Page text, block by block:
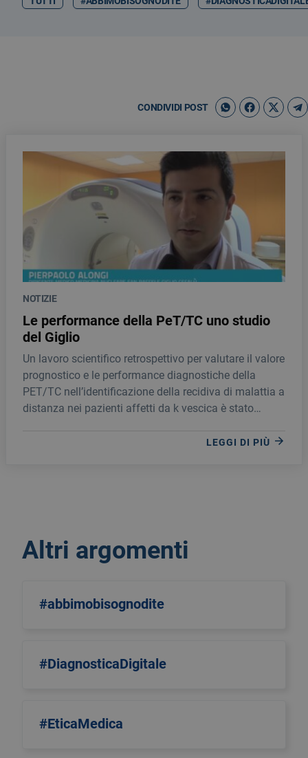
CONDIVIDI POST
NOTIZIE
Le performance della PeT/TC uno studio
del Giglio
Un lavoro scientifico retrospettivo per valutare il valore
prognostico e le performance diagnostiche della
PET/TC nell’identificazione della recidiva di malattia a
distanza nei pazienti affetti da k vescica è stato
con il CNR, l’Università di Basile e l’Università di
LEGGI DI PIÙ
Altri argomenti
#abbimobisognodite
#DiagnosticaDigitale
#EticaMedica